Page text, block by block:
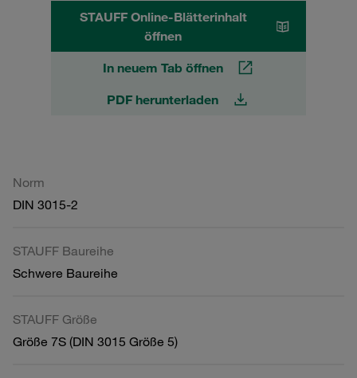
STAUFF Online-Blätterinhalt
öffnen
In neuem Tab öffnen
PDF herunterladen
Norm
DIN 3015-2
STAUFF Baureihe
Schwere Baureihe
STAUFF Größe
Größe 7S (DIN 3015 Größe 5)